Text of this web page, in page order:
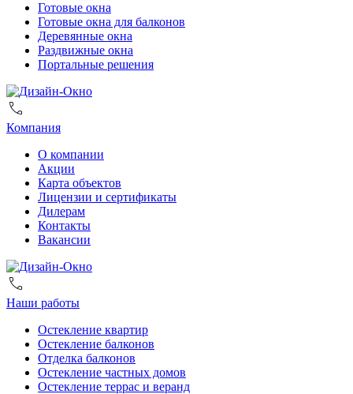
Готовые окна
Готовые окна для балконов
Деревянные окна
Раздвижные окна
Портальные решения
Компания
О компании
Акции
Карта объектов
Лицензии и сертификаты
Дилерам
Контакты
Вакансии
Наши работы
Остекление квартир
Остекление балконов
Отделка балконов
Остекление частных домов
Остекление террас и веранд